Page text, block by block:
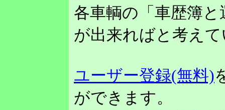
各車輌の「車歴簿
が出来ればと考え
ユーザー登録(無料)
ができます。